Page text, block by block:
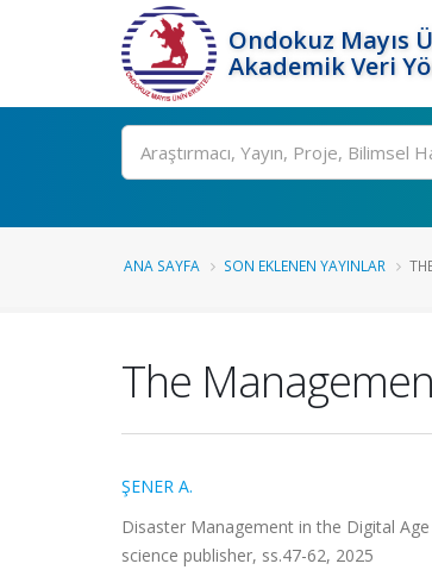
Ondokuz Mayıs
Akademik Veri
Ara
ANA SAYFA SON EKLENEN YAYINLAR
The
ŞENER A.
Disaster Management in the Digital Age
science publisher, ss.47-62, 2025